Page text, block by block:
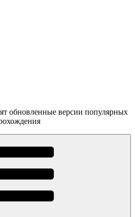
обновленные версии популярных